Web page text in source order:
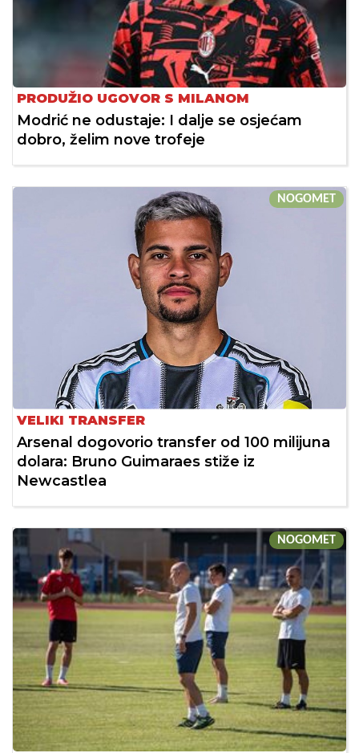
PRODUŽIO UGOVOR S MILANOM
Modrić ne odustaje: I dalje se osjećam
dobro, želim nove trofeje
NOGOMET
VELIKI TRANSFER
Arsenal dogovorio transfer od 100 milijuna
dolara: Bruno Guimaraes stiže iz
Newcastlea
NOGOMET